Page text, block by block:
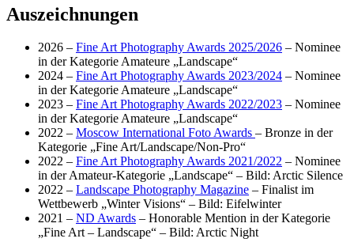
Auszeichnungen
2026 – Fine Art Photography Awards 2025/2026 – Nominee
in der Kategorie Amateure „Landscape“
2024 – Fine Art Photography Awards 2023/2024 – Nominee
in der Kategorie Amateure „Landscape“
2023 – Fine Art Photography Awards 2022/2023 – Nominee
in der Kategorie Amateure „Landscape“
2022 – Moscow International Foto Awards – Bronze in der
Kategorie „Fine Art/Landscape/Non-Pro“
2022 – Fine Art Photography Awards 2021/2022 – Nominee
in der Amateur-Kategorie „Landscape“ – Bild: Arctic Silence
2022 – Landscape Photography Magazine – Finalist im
Wettbewerb „Winter Visions“ – Bild: Eifelwinter
2021 – ND Awards – Honorable Mention in der Kategorie
„Fine Art – Landscape“ – Bild: Arctic Night